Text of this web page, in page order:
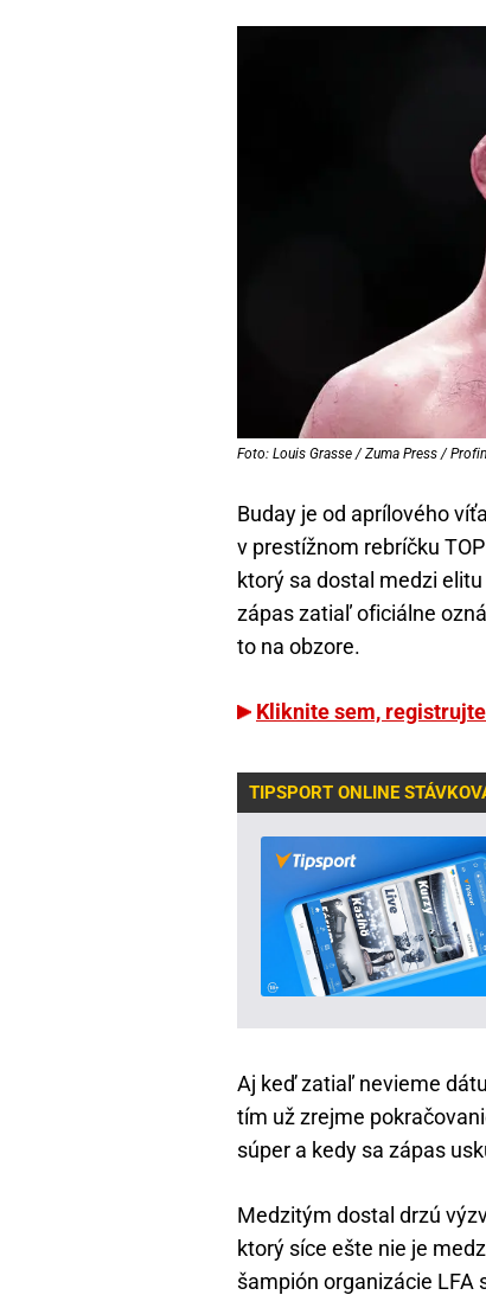
Foto: Louis Grasse / Zuma Press /
Buday je od aprílového
v prestížnom rebríčku
ktorý sa dostal medzi
zápas zatiaľ oficiálne
to na obzore.
Kliknite sem,
TIPSPORT ONLINE
Aj keď zatiaľ nevieme
tím už zrejme
súper a kedy sa zápas
Medzitým dostal drzú
ktorý síce ešte nie je
šampión organizácie LFA